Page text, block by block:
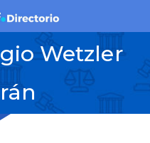
Wetzler